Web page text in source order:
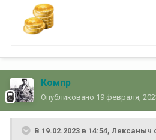
Компр
Опубликовано 19 февраля,
В 19.02.2023 в 14:54, Лексаныч